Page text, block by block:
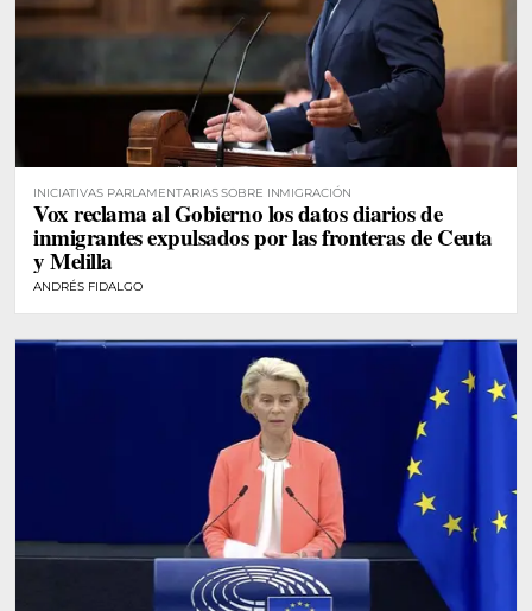
INICIATIVAS PARLAMENTARIAS SOBRE INMIGRACIÓN
Vox reclama al Gobierno los datos diarios de
inmigrantes expulsados por las fronteras de Ceuta
y Melilla
ANDRÉS FIDALGO